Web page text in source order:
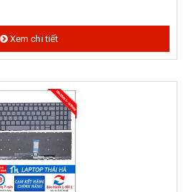
Xem chi tiết